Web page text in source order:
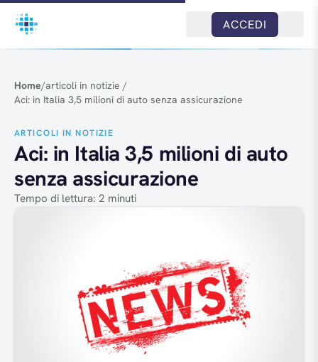
Salta al contenuto
ACCEDI
Home/articoli in notizie /
Aci: in Italia 3,5 milioni di auto senza assicurazione
ARTICOLI IN NOTIZIE
Aci: in Italia 3,5 milioni di auto
senza assicurazione
Tempo di lettura: 2 minuti